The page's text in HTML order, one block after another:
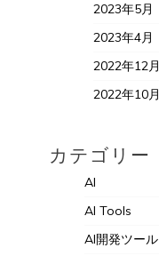
2023年5月
2023年4月
2022年12月
2022年10月
カテゴリー
AI
AI Tools
AI開発ツール